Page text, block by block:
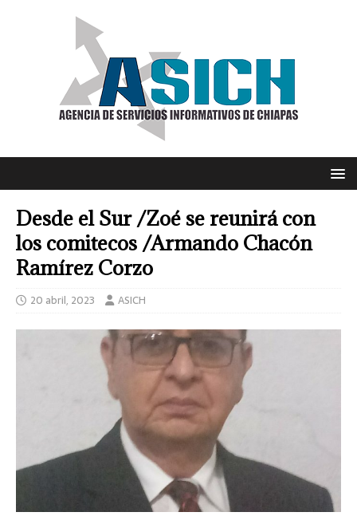
Desde el Sur /Zoé se reunirá con
los comitecos /Armando Chacón
Ramírez Corzo
20 abril, 2023 ASICH